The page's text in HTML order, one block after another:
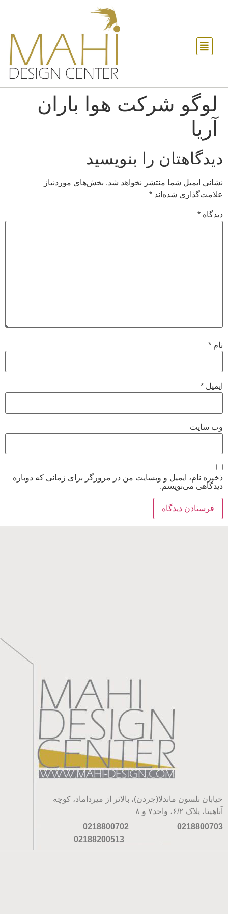
لوگو شرکت هوا باران
آریا
دیدگاهتان را بنویسید
نشانی ایمیل شما منتشر نخواهد شد. بخش‌های موردنیاز
علامت‌گذاری شده‌اند *
دیدگاه *
نام *
ایمیل *
وب‌ سایت
ذخیره نام، ایمیل و وبسایت من در مرورگر برای زمانی که دوباره
دیدگاهی می‌نویسم.
خیابان نلسون ماندلا(جردن)، بالاتر از میرداماد، کوچه
آناهیتا، پلاک ۶/۲، واحد۷ و ۸
0218800703
0218800702
02188200513